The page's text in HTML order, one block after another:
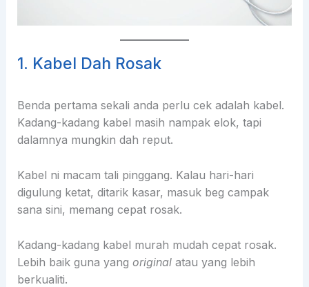
1. Kabel Dah Rosak
Benda pertama sekali anda perlu cek adalah kabel.
Kadang-kadang kabel masih nampak elok, tapi
dalamnya mungkin dah reput.
Kabel ni macam tali pinggang. Kalau hari-hari
digulung ketat, ditarik kasar, masuk beg campak
sana sini, memang cepat rosak.
Kadang-kadang kabel murah mudah cepat rosak.
Lebih baik guna yang original atau yang lebih
berkualiti.